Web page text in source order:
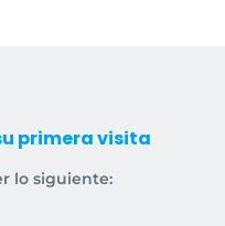
primera visita
lo siguiente: